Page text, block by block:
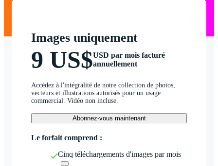
Images uniquement
9 US$USD par mois facturé
annuellement
Accédez à l'intégralité de notre collection de photos,
vecteurs et illustrations autorisés pour un usage
commercial. Vidéo non incluse.
Abonnez-vous maintenant
Le forfait comprend :
Cinq téléchargements d'images par mois